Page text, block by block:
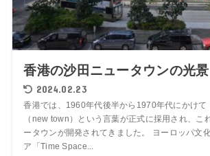
香港の沙田ニュータウンの光景
2024.02.23
香港では、1960年代後半から1970年代にかけて
（new town）という言葉が正式に採用され、こ
ータウンが開発されてきました。 ヨーロッパ文
ア「Time Space...